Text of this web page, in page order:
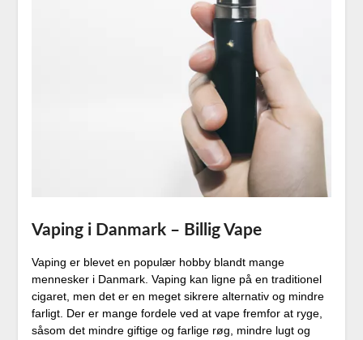
Vaping i Danmark – Billig Vape
Vaping er blevet en populær hobby blandt mange
mennesker i Danmark. Vaping kan ligne på en traditionel
cigaret, men det er en meget sikrere alternativ og mindre
farligt. Der er mange fordele ved at vape fremfor at ryge,
såsom det mindre giftige og farlige røg, mindre lugt og